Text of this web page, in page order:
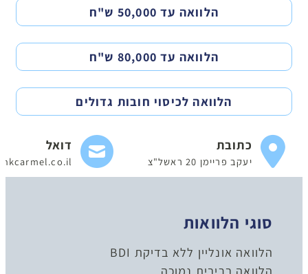
הלוואה עד 50,000 ש"ח
הלוואה עד 80,000 ש"ח
הלוואה לכיסוי חובות גדולים
כתובת
יעקב פריימן 20 ראשל"צ
דואל
סוגי הלוואות
הלוואה אונליין ללא בדיקת BDI